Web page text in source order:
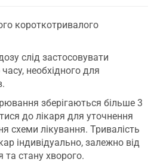
короткотривалого
слід застосовувати
необхідного для
зберігаються більше 3
до лікаря для уточнення
схеми лікування. Тривалість
індивідуально, залежно від
та стану хворого.